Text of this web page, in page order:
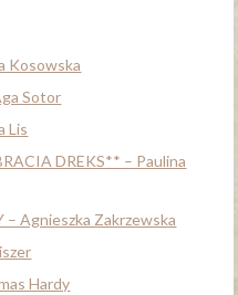
Kosowska
Sotor
Lis
DREKS** – Paulina
Agnieszka Zakrzewska
Hardy